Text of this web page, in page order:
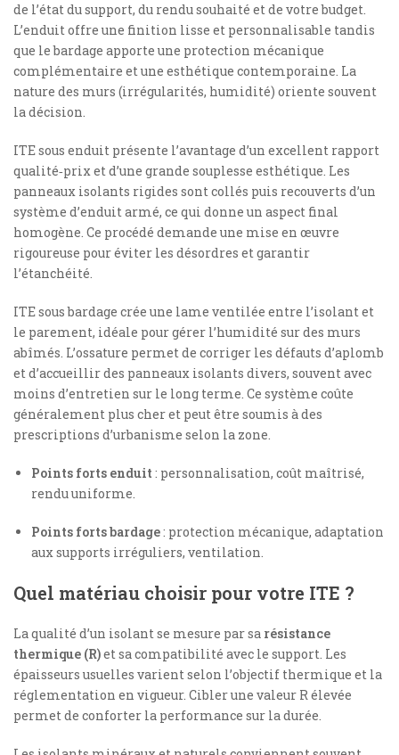
de l’état du support, du rendu souhaité et de votre budget.
L’enduit offre une finition lisse et personnalisable tandis
que le bardage apporte une protection mécanique
complémentaire et une esthétique contemporaine. La
nature des murs (irrégularités, humidité) oriente souvent
la décision.
ITE sous enduit présente l’avantage d’un excellent rapport
qualité‑prix et d’une grande souplesse esthétique. Les
panneaux isolants rigides sont collés puis recouverts d’un
système d’enduit armé, ce qui donne un aspect final
homogène. Ce procédé demande une mise en œuvre
rigoureuse pour éviter les désordres et garantir
l’étanchéité.
ITE sous bardage crée une lame ventilée entre l’isolant et
le parement, idéale pour gérer l’humidité sur des murs
abîmés. L’ossature permet de corriger les défauts d’aplomb
et d’accueillir des panneaux isolants divers, souvent avec
moins d’entretien sur le long terme. Ce système coûte
généralement plus cher et peut être soumis à des
prescriptions d’urbanisme selon la zone.
Points forts enduit : personnalisation, coût maîtrisé,
rendu uniforme.
Points forts bardage: protection mécanique, adaptation
aux supports irréguliers, ventilation.
Quel matériau choisir pour votre ITE ?
La qualité d’un isolant se mesure par sa résistance
thermique (R)et sa compatibilité avec le support. Les
épaisseurs usuelles varient selon l’objectif thermique et la
réglementation en vigueur. Cibler une valeur R élevée
permet de conforter la performance sur la durée.